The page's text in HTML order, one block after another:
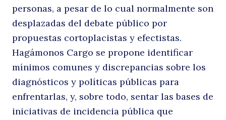
personas, a pesar de lo cual normalmente son
desplazadas del debate público por
propuestas cortoplacistas y efectistas.
Hagámonos Cargo se propone identificar
mínimos comunes y discrepancias sobre los
diagnósticos y políticas públicas para
enfrentarlas, y, sobre todo, sentar las bases de
iniciativas de incidencia pública que